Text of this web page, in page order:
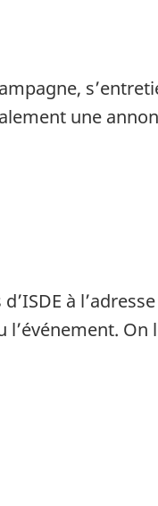
une
à l’adresse
On